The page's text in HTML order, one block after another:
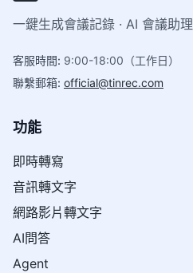
一鍵生成會議記錄 · AI 會議助理
客服時間: 9:00-18:00（工作日）
聯繫郵箱: official@tinrec.com
功能
即時轉寫
音訊轉文字
網路影片轉文字
AI問答
Agent